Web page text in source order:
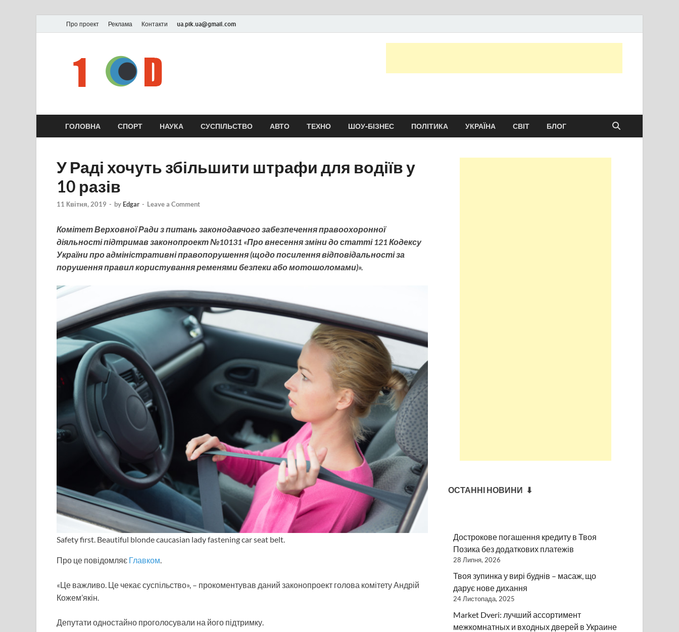
Про проект Реклама Контакти ua.pik.ua@gmail.com
Новини України та світу сьогодні
ГОЛОВНА СПОРТ НАУКА СУСПІЛЬСТВО АВТО ТЕХНО ШОУ-БІЗНЕС ПОЛІТИКА УКРАЇНА СВІТ БЛОГ
У Раді хочуть збільшити штрафи для водіїв у
10 разів
11 Квітня, 2019 - by Edgar - Leave a Comment
Комітет Верховної Ради з питань законодавчого забезпечення правоохоронної
діяльності підтримав законопроект №10131 «Про внесення зміни до статті 121 Кодексу
України про адміністративні правопорушення (щодо посилення відповідальності за
порушення правил користування ременями безпеки або мотошоломами)».
Safety first. Beautiful blonde caucasian lady fastening car seat belt.
Про це повідомляє Главком.
«Це важливо. Це чекає суспільство», – прокоментував даний законопроект голова комітету Андрій
Кожем’якін.
Депутати одностайно проголосували на його підтримку.
ОСТАННІ НОВИНИ ⬇
Дострокове погашення кредиту в Твоя
Позика без додаткових платежів
28 Липня, 2026
Твоя зупинка у вирі буднів – масаж, що
дарує нове дихання
24 Листопада, 2025
Market Dveri: лучший ассортимент
межкомнатных и входных дверей в Украине